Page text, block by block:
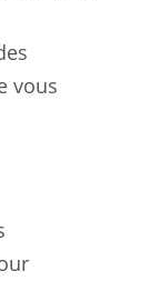
vous